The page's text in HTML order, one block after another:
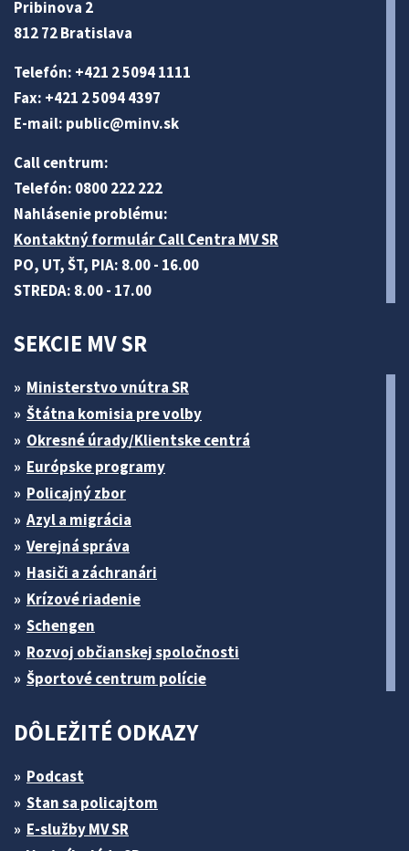
Pribinova 2
812 72 Bratislava
Telefón: +421 2 5094 1111
Fax: +421 2 5094 4397
E-mail: public@minv.sk
Call centrum:
Telefón: 0800 222 222
Nahlásenie problému:
Kontaktný formulár Call Centra MV SR
PO, UT, ŠT, PIA: 8.00 - 16.00
STREDA: 8.00 - 17.00
SEKCIE MV SR
Ministerstvo vnútra SR
Štátna komisia pre volby
Okresné úrady/Klientske centrá
Európske programy
Policajný zbor
Azyl a migrácia
Verejná správa
Hasiči a záchranári
Krízové riadenie
Schengen
Rozvoj občianskej spoločnosti
Športové centrum polície
DÔLEŽITÉ ODKAZY
Podcast
Stan sa policajtom
E-služby MV SR